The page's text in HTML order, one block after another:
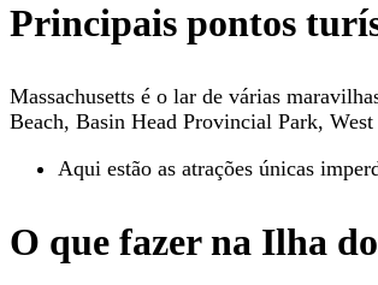
Principais pontos
Massachusetts é o lar de várias
Beach, Basin Head Provincial Park,
Aqui estão as atrações únicas
O que fazer na Ilha